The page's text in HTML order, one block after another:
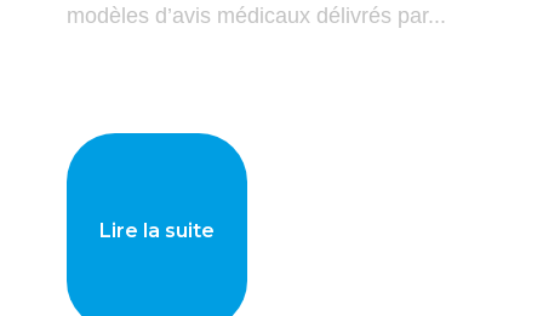
modèles d’avis médicaux délivrés par...
Lire la suite